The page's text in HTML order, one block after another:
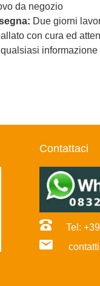
da negozio
Due giorni
con cura ed
qualsiasi
Contattaci
Tel: